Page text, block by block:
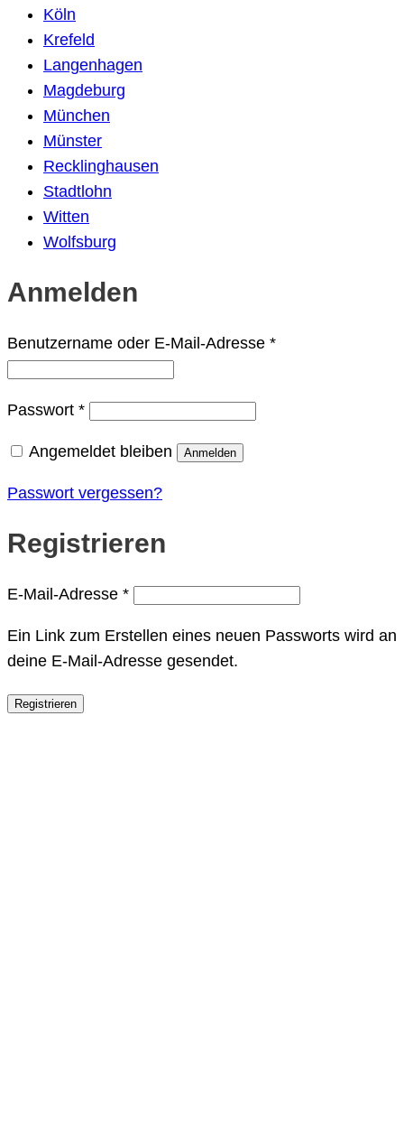
Köln
Krefeld
Langenhagen
Magdeburg
München
Münster
Recklinghausen
Stadtlohn
Witten
Wolfsburg
Anmelden
Benutzername oder E-Mail-Adresse *Erforderlich
Passwort *Erforderlich
Angemeldet bleiben Anmelden
Passwort vergessen?
Registrieren
E-Mail-Adresse *Erforderlich
Ein Link zum Erstellen eines neuen Passworts wird an
deine E-Mail-Adresse gesendet.
Registrieren